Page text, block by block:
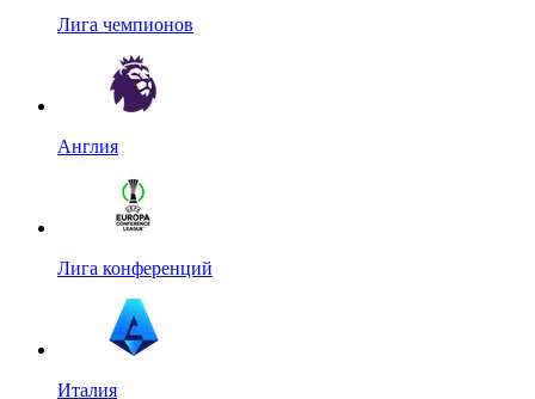
Лига чемпионов
Англия
Лига конференций
Италия